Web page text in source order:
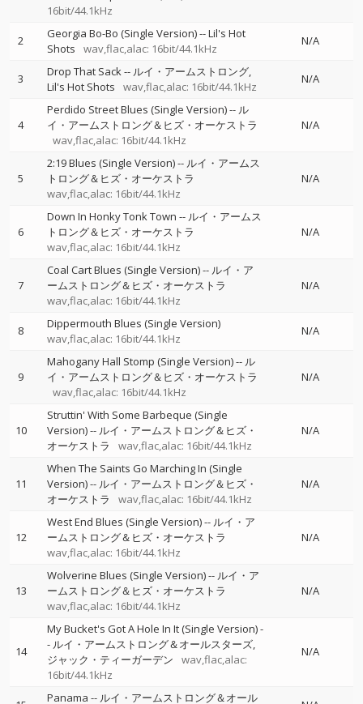
16bit/44.1kHz
2 Georgia Bo-Bo (Single Version)--Lil's Hot
Shots
wav,flac,alac: 16bit/44.1kHz
N/A
3 Drop That Sack-- ルイ・アームストロング
Lil's Hot Shots
wav,flac,alac: 16bit/44.1kHz
N/A
4
Perdido Street Blues (Single Version)-- ル
イ・アームストロング＆ヒズ・オーケストラ
wav,flac,alac: 16bit/44.1kHz
N/A
5
2:19 Blues (Single Version)-- ルイ・アームス
トロング＆ヒズ・オーケストラ
wav,flac,alac: 16bit/44.1kHz
N/A
6
Down In Honky Tonk Town -- ルイ・アームス
トロング＆ヒズ・オーケストラ
wav,flac,alac: 16bit/44.1kHz
N/A
7
Coal Cart Blues (Single Version)-- ルイ・ア
ームストロング＆ヒズ・オーケストラ
wav,flac,alac: 16bit/44.1kHz
N/A
8
Dippermouth Blues (Single Version)
wav,flac,alac: 16bit/44.1kHz
N/A
9
Mahogany Hall Stomp (Single Version)-- ル
イ・アームストロング＆ヒズ・オーケストラ
wav,flac,alac: 16bit/44.1kHz
N/A
10
Struttin' With Some Barbeque (Single
Version)-- ルイ・アームストロング＆ヒズ・
オーケストラ
wav,flac,alac: 16bit/44.1kHz
N/A
11
When The Saints Go Marching In (Single
Version)-- ルイ・アームストロング＆ヒズ・
オーケストラ
wav,flac,alac: 16bit/44.1kHz
N/A
12
West End Blues (Single Version)-- ルイ・ア
ームストロング＆ヒズ・オーケストラ
wav,flac,alac: 16bit/44.1kHz
N/A
13
Wolverine Blues (Single Version)-- ルイ・ア
ームストロング＆ヒズ・オーケストラ
wav,flac,alac: 16bit/44.1kHz
N/A
14
My Bucket's Got A Hole In It (Single Version)-
- ルイ・アームストロング＆オールスターズ
ジャック・ティーガーデン
wav,flac,alac:
16bit/44.1kHz
N/A
Panama -- ルイ・アームストロング＆オール